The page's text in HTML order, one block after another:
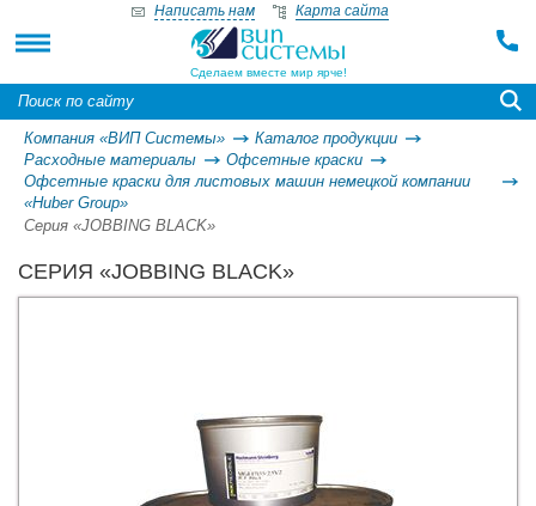
Сделаем вместе мир ярче!
Написать нам Карта сайта
Компания «ВИП Системы»
Каталог продукции
Расходные материалы
Офсетные краски
Офсетные краски для листовых машин немецкой компании
«Huber Group»
Серия «JOBBING BLACK»
СЕРИЯ «JOBBING BLACK»